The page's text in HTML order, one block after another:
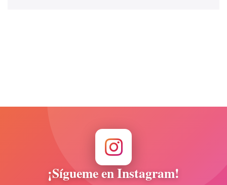
¡Sígueme en Instagram!